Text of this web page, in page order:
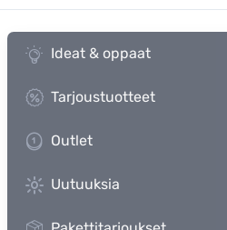
Ideat & oppaat
Tarjoustuotteet
Outlet
Uutuuksia